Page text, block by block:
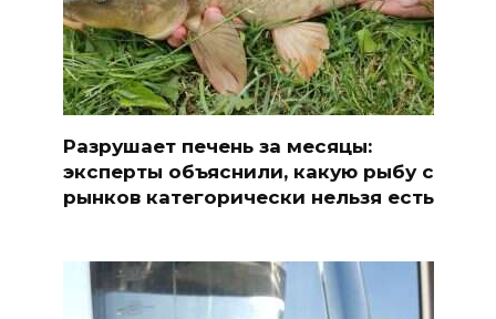
Разрушает печень за месяцы:
эксперты объяснили, какую рыбу с
рынков категорически нельзя есть